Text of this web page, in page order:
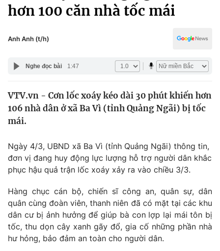
Chính trị
Y tế
Tin tức
Thế giới đó đây
Câu chuyện quốc tế
Kinh tế
Thị trường
Góc doanh nghiệp
Dữ liệu và đời sống
Truyền hình
Phim VTV
Giải trí
Thể thao
Văn hóa - Giải trí
Đời sống
Giáo dục
hơn 100 căn nhà tốc mái
Anh Anh (t/h)
Nghe đọc bài 1:47
VTV.vn - Cơn lốc xoáy kéo dài 30 phút khiến hơn
106 nhà dân ở xã Ba Vì (tỉnh Quảng Ngãi) bị tốc
mái.
Ngày 4/3, UBND xã Ba Vì (tỉnh Quảng Ngãi) thông tin,
đơn vị đang huy động lực lượng hỗ trợ người dân khắc
phục hậu quả trận lốc xoáy xảy ra vào chiều 3/3.
Hàng chục cán bộ, chiến sĩ công an, quân sự, dân
quân cùng đoàn viên, thanh niên đã có mặt tại các khu
dân cư bị ảnh hưởng để giúp bà con lợp lại mái tôn bị
tốc, thu dọn cây xanh gãy đổ, gia cố những phần nhà
hư hỏng, bảo đảm an toàn cho người dân.